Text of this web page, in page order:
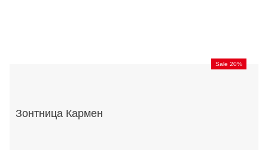
Sale 20%
Зонтница Кармен